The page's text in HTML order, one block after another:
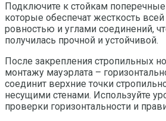
Подключите к стойкам
которые обеспечат жесткость
ровностью и углами соединений,
получилась прочной и устойчивой.
После закрепления стропильных
монтажу мауэрлата –
соединит верхние точки
несущими стенами. Используйте
проверки горизонтальности и